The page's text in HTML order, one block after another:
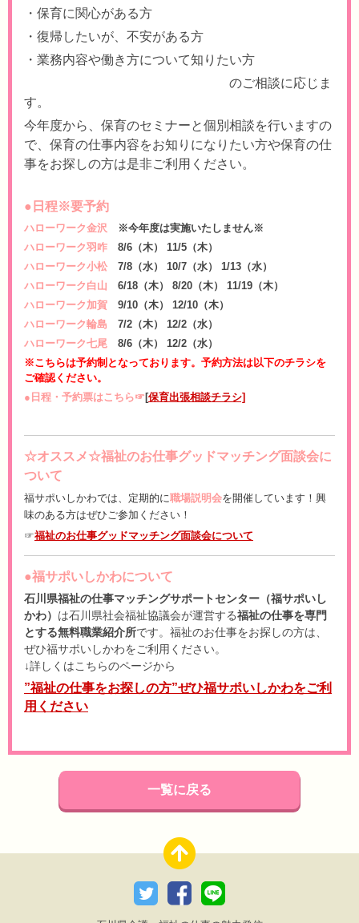
・保育に関心がある方
・復帰したいが、不安がある方
・業務内容や働き方について知りたい方
のご相談に応じま
す。
今年度から、保育のセミナーと個別相談を行いますの
で、保育の仕事内容をお知りになりたい方や保育の仕
事をお探しの方は是非ご利用ください。
●日程※要予約
ハローワーク金沢 ※今年度は実施いたしません※
ハローワーク羽咋 8/6（木） 11/5（木）
ハローワーク小松 7/8（水） 10/7（水） 1/13（水）
ハローワーク白山 6/18（木） 8/20（木） 11/19（木）
ハローワーク加賀 9/10（木） 12/10（木）
ハローワーク輪島 7/2（木） 12/2（水）
ハローワーク七尾 8/6（木） 12/2（水）
※こちらは予約制となっております。予約方法は以下のチラシを
ご確認ください。
●日程・予約票はこちら☞ [保育出張相談チラシ]
☆オススメ☆福祉のお仕事グッドマッチング面談会に
ついて
福サポいしかわでは、定期的に職場説明会を開催しています！ 興
味のある方はぜひご参加ください！
☞福祉のお仕事グッドマッチング面談会について
●福サポいしかわについて
石川県福祉の仕事マッチングサポートセンター（福サポいし
かわ） は石川県社会福祉協議会が運営する福祉の仕事を専門
とする無料職業紹介所です。福祉のお仕事をお探しの方は、
ぜひ福サポいしかわをご利用ください。
↓詳しくはこちらのページから
”福祉の仕事をお探しの方”ぜひ福サポいしかわをご利
用ください
一覧に戻る